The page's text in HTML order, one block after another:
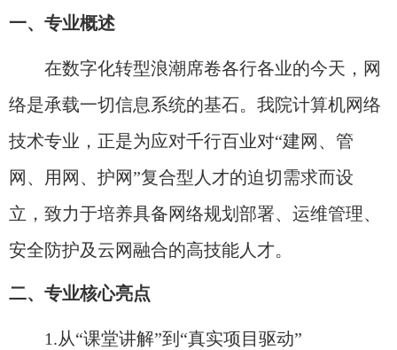
一、专业概述
在数字化转型浪潮席卷各行各业的今天，网
络是承载一切信息系统的基石。我院计算机网络
技术专业，正是为应对千行百业对“建网、管
网、用网、护网”复合型人才的迫切需求而设
立，致力于培养具备网络规划部署、运维管理、
安全防护及云网融合的高技能人才。
二、专业核心亮点
1.从“课堂讲解”到“真实项目驱动”